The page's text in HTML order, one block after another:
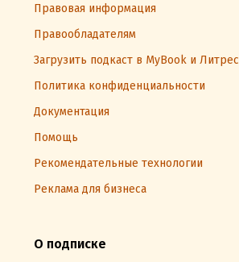
Правовая информация
Правообладателям
Загрузить подкаст в MyBook и Литрес
Политика конфиденциальности
Документация
Помощь
Рекомендательные технологии
Реклама для бизнеса
О подписке